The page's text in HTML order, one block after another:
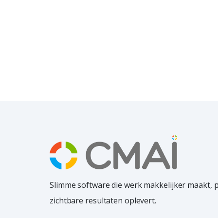
Slimme software die werk makkelijker maakt,
zichtbare resultaten oplevert.